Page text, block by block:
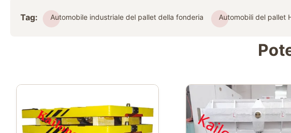
Tag: Automobile industriale del pallet della fonderia Automobili del pallet